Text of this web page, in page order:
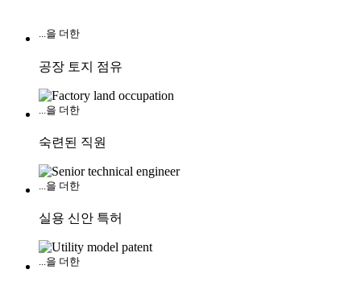
...을 더한
공장 토지 점유
...을 더한
숙련된 직원
...을 더한
실용 신안 특허
...을 더한